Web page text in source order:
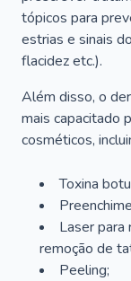
tópicos para
estrias e sinais
flacidez etc.).
Além disso, o
mais capacitado
cosméticos,
Toxina
Laser para
remoção de
Peeling;